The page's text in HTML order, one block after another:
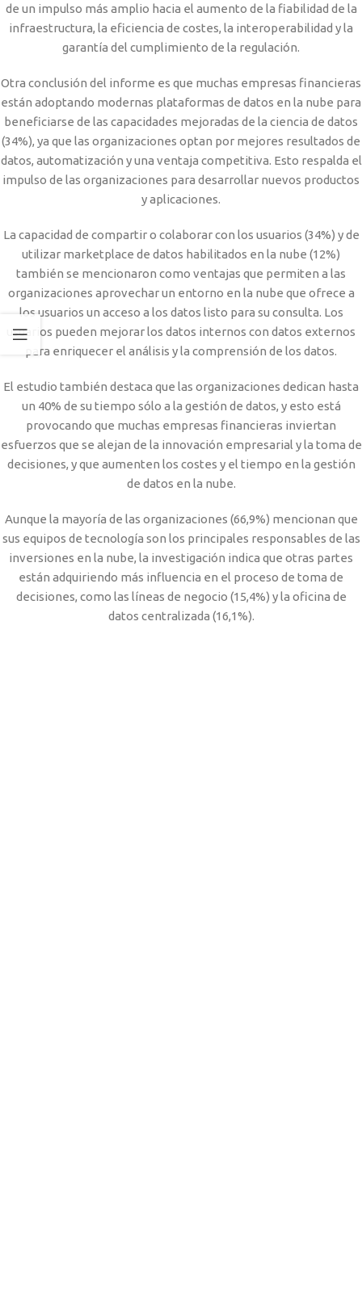
de un impulso más amplio hacia el aumento de la fiabilidad de la
infraestructura, la eficiencia de costes, la interoperabilidad y la
garantía del cumplimiento de la regulación.
Otra conclusión del informe es que muchas empresas financieras
están adoptando modernas plataformas de datos en la nube para
beneficiarse de las capacidades mejoradas de la ciencia de datos
(34%), ya que las organizaciones optan por mejores resultados de
datos, automatización y una ventaja competitiva. Esto respalda el
impulso de las organizaciones para desarrollar nuevos productos
y aplicaciones.
La capacidad de compartir o colaborar con los usuarios (34%) y de
utilizar marketplace de datos habilitados en la nube (12%)
también se mencionaron como ventajas que permiten a las
organizaciones aprovechar un entorno en la nube que ofrece a
los usuarios un acceso a los datos listo para su consulta. Los
usuarios pueden mejorar los datos internos con datos externos
para enriquecer el análisis y la comprensión de los datos.
El estudio también destaca que las organizaciones dedican hasta
un 40% de su tiempo sólo a la gestión de datos, y esto está
provocando que muchas empresas financieras inviertan
esfuerzos que se alejan de la innovación empresarial y la toma de
decisiones, y que aumenten los costes y el tiempo en la gestión
de datos en la nube.
Aunque la mayoría de las organizaciones (66,9%) mencionan que
sus equipos de tecnología son los principales responsables de las
inversiones en la nube, la investigación indica que otras partes
están adquiriendo más influencia en el proceso de toma de
decisiones, como las líneas de negocio (15,4%) y la oficina de
datos centralizada (16,1%).